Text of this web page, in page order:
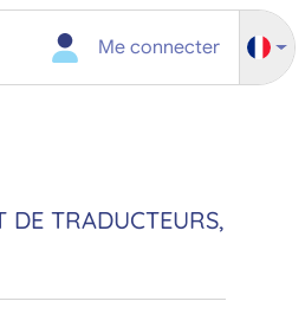
Me connecter
DE TRADUCTEURS,